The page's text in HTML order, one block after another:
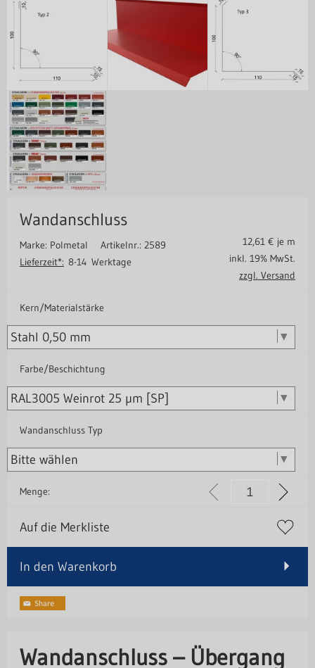
Wandanschluss
Marke: Polmetal Artikelnr.: 2589
Lieferzeit*: 8-14 Werktage
12,61 € je m
inkl. 19% MwSt.
zzgl. Versand
Kern/Materialstärke
Farbe/Beschichtung
Wandanschluss Typ
Menge:
Auf die Merkliste
In den Warenkorb
Wandanschluss – Übergang